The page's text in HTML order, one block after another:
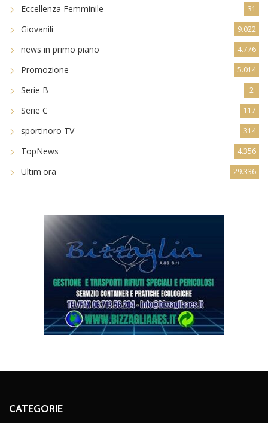
Eccellenza Femminile 31
Giovanili 9.022
news in primo piano 4.776
Promozione 5.014
Serie B 2
Serie C 117
sportinoro TV 314
TopNews 4.356
Ultim'ora 29.336
CATEGORIE